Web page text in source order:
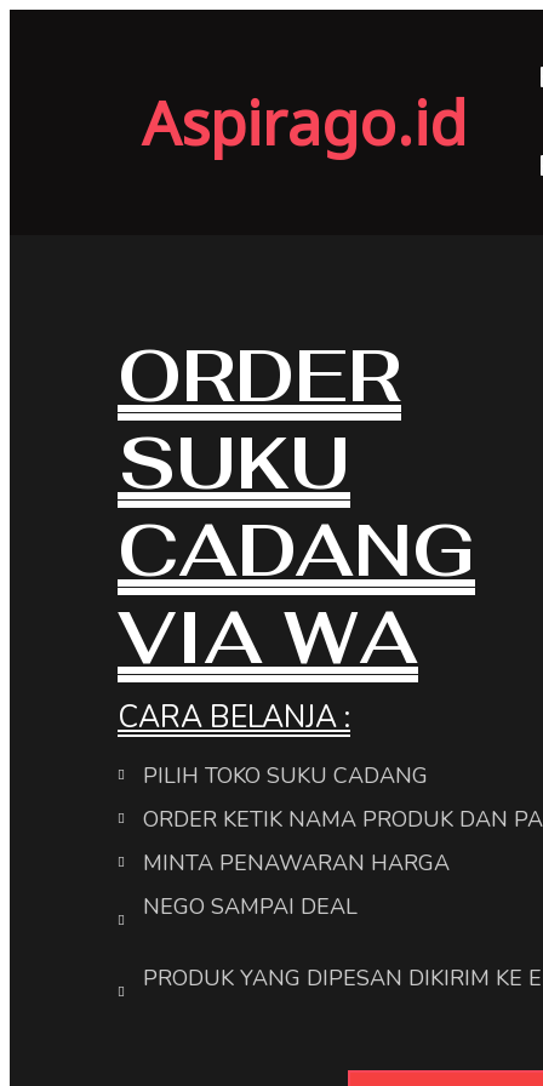
Aspirago.id
ORDER
SUKU
CADANG
VIA WA
CARA BELANJA :
PILIH TOKO SUKU CADANG
ORDER KETIK NAMA PRODUK DAN
MINTA PENAWARAN HARGA
NEGO SAMPAI DEAL
PRODUK YANG DIPESAN DIKIRIM KE